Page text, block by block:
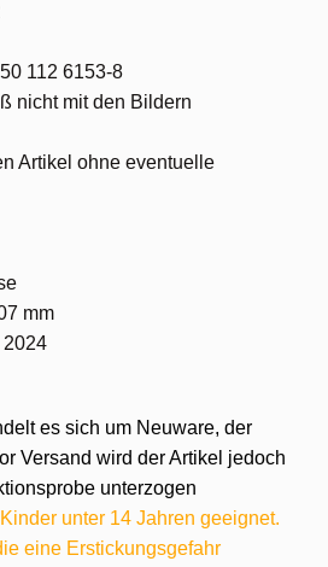
112 6153-8
nicht mit den Bildern
Artikel ohne eventuelle
mm
2024
es sich um Neuware, der
Versand wird der Artikel jedoch
unterzogen
unter 14 Jahren geeignet.
eine Erstickungsgefahr